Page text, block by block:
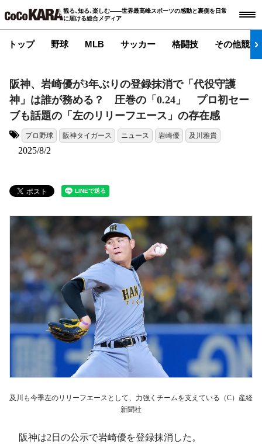
観る､知る､楽しむ――世界最高峰スポーツの感動と裏側を日常
に届ける総合メディア
トップ 野球 MLB サッカー 格闘技 その他競技
阪神、岩崎優が3年ぶりの登録抹消で「代役守護
神」は誰が務める？ 圧巻の「0.24」 プロ初セー
ブも話題の「左のリリーフエース」の存在感
プロ野球 阪神タイガース ニュース 岩崎優 及川雅貴
2025/8/2
及川も今季左のリリーフエースとして、力強くチームを支えている（C）産経
新聞社
阪神は2日の公示で岩崎優を登録抹消した。